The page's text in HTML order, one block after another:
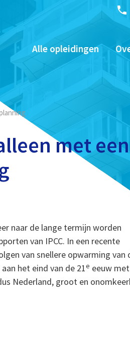
Alle opleidingen
met een
naar de lange termijn worden
van IPCC. In een recente
van snellere opwarming van
het eind van de 21e eeuw
Nederland, groot en